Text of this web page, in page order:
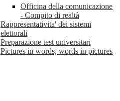
Officina della comunicazione
- Compito di realtà
Rappresentativita' dei sistemi
elettorali
Preparazione test universitari
Pictures in words, words in pictures